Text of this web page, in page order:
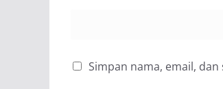
Simpan nama, email,